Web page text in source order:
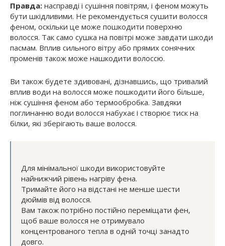
Правда: насправді і сушіння повітрям, і феном можуть
бути шкідливими. Не рекомендується сушити волосся
феном, оскільки це може пошкодити поверхню
волосся. Так само сушка на повітрі може завдати шкоди
пасмам. Вплив сильного вітру або прямих сонячних
променів також може нашкодити волоссю.
Ви також будете здивовані, дізнавшись, що тривалий
вплив води на волосся може пошкодити його більше,
ніж сушіння феном або термообробка. Завдяки
поглинанню води волосся набухає і створює тиск на
білки, які зберігають ваше волосся.
Для мінімальної шкоди використовуйте
найнижчий рівень нагріву фена.
Тримайте його на відстані не менше шести
дюймів від волосся.
Вам також потрібно постійно переміщати фен,
щоб ваше волосся не отримувало
концентрованого тепла в одній точці занадто
довго.